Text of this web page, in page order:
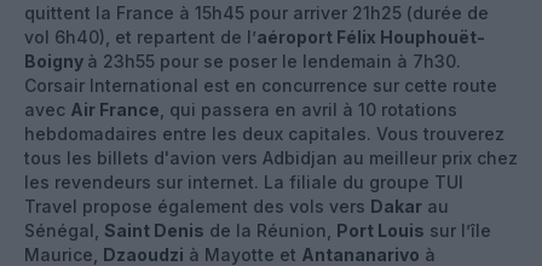
quittent la France à 15h45 pour arriver 21h25 (durée de
vol 6h40), et repartent de l’aéroport Félix Houphouët-
Boigny à 23h55 pour se poser le lendemain à 7h30.
Corsair International est en concurrence sur cette route
avec Air France , qui passera en avril à 10 rotations
hebdomadaires entre les deux capitales. Vous trouverez
tous les billets d'avion vers Adbidjan au meilleur prix chez
les revendeurs sur internet. La filiale du groupe TUI
Travel propose également des vols vers Dakar au
Sénégal, Saint Denis de la Réunion, Port Louis sur l’île
Maurice, Dzaoudzi à Mayotte et Antananarivo à